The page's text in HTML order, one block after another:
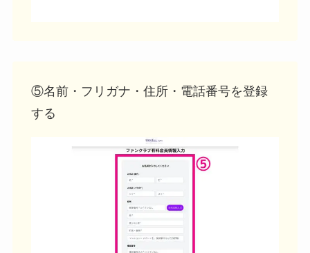
⑤名前・フリガナ・住所・電話番号を登録
する